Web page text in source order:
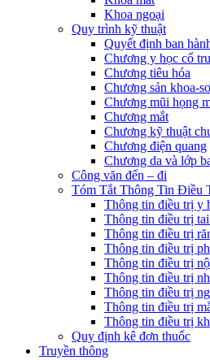
Khoa ngoại
Quy trình kỹ thuật
Quyết định ban
Chương y học cổ
Chương tiêu hóa
Chương sản khoa-
Chương mũi họng
Chương mắt
Chương kỹ thuật
Chương điện quang
Chương da và lớp
Công văn đến – đi
Tóm Tắt Thông Tin Điều
Thông tin điều trị y
Thông tin điều trị
Thông tin điều trị
Thông tin điều trị
Thông tin điều trị
Thông tin điều trị
Thông tin điều trị
Thông tin điều trị
Thông tin điều trị
Quy định kê đơn thuốc
Truyền thông